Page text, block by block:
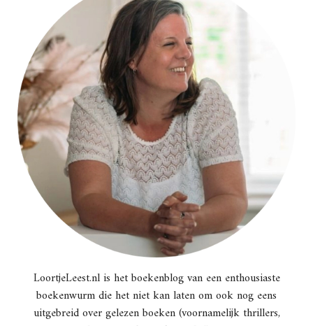
LoortjeLeest.nl is het boekenblog van een enthousiaste
boekenwurm die het niet kan laten om ook nog eens
uitgebreid over gelezen boeken (voornamelijk thrillers,